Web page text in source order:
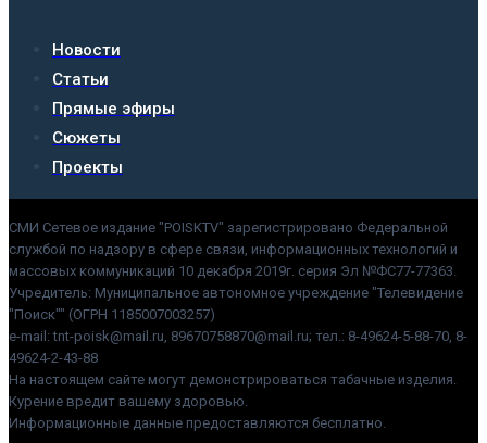
Новости
Статьи
Прямые эфиры
Сюжеты
Проекты
СМИ Сетевое издание "POISKTV" зарегистрировано Федеральной
службой по надзору в сфере связи, информационных технологий и
массовых коммуникаций 10 декабря 2019г. серия Эл №ФС77-77363.
Учредитель: Муниципальное автономное учреждение "Телевидение
"Поиск"" (ОГРН 1185007003257)
e-mail: tnt-poisk@mail.ru, 89670758870@mail.ru; тел.: 8-49624-5-88-70, 8-
49624-2-43-88
На настоящем сайте могут демонстрироваться табачные изделия.
Курение вредит вашему здоровью.
Информационные данные предоставляются бесплатно.